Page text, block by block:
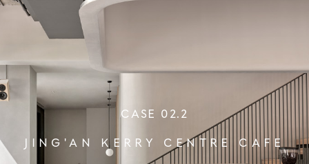
CASE 02.2
JING'AN KERRY CENTRE CAFE